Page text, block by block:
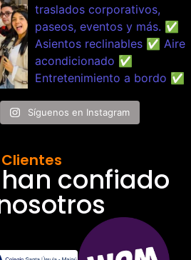
Síguenos en Instagram
Clientes
confiado